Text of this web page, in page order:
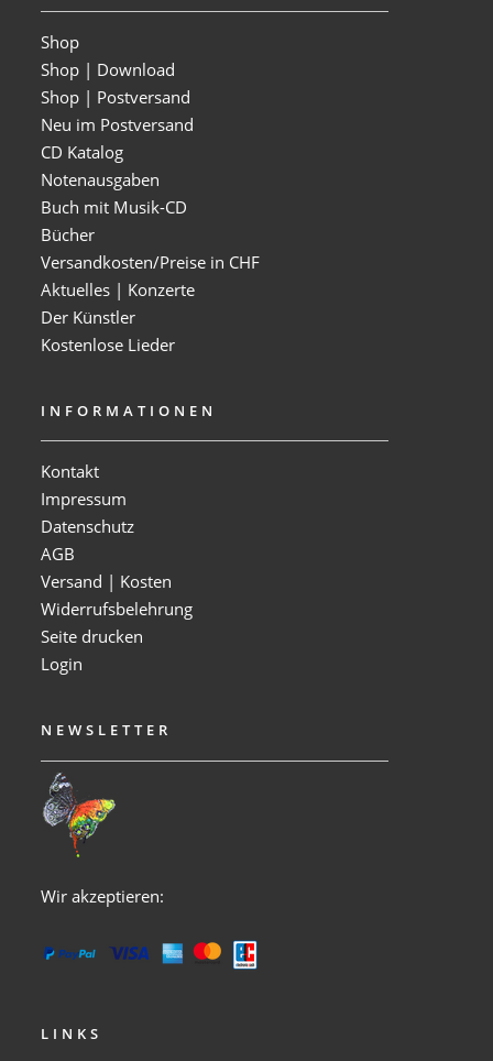
Shop
Shop | Download
Shop | Postversand
Neu im Postversand
CD Katalog
Notenausgaben
Buch mit Musik-CD
Bücher
Versandkosten/Preise in CHF
Aktuelles | Konzerte
Der Künstler
Kostenlose Lieder
INFORMATIONEN
Kontakt
Impressum
Datenschutz
AGB
Versand | Kosten
Widerrufsbelehrung
Seite drucken
Login
NEWSLETTER
Wir akzeptieren:
LINKS